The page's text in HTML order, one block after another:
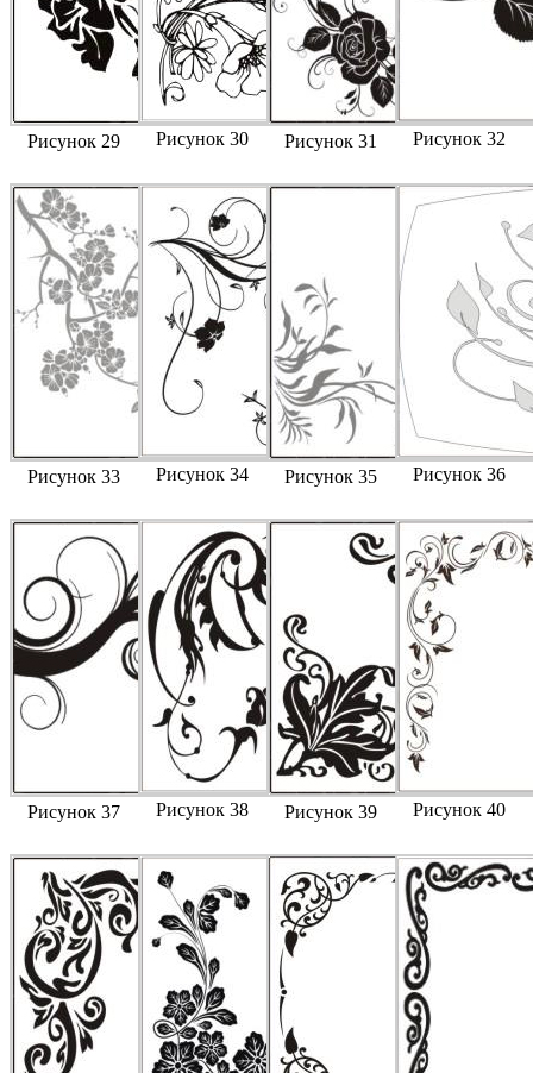
Рисунок 29 Рисунок 30 Рисунок 31 Рисунок 32
Рисунок 33 Рисунок 34 Рисунок 35 Рисунок 36
Рисунок 37 Рисунок 38 Рисунок 39 Рисунок 40